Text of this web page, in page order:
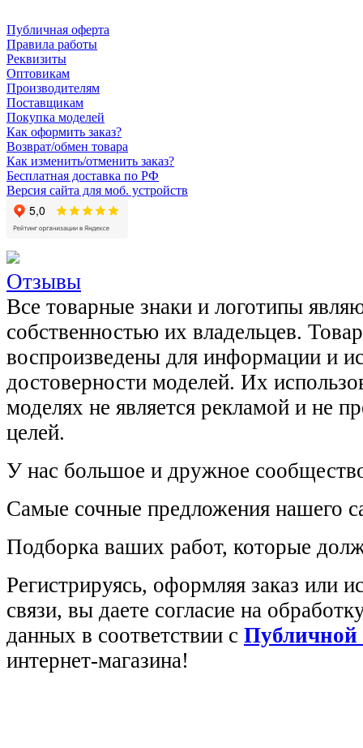
Публичная оферта
Правила работы
Реквизиты
Оптовикам
Производителям
Поставщикам
Покупка моделей
Как оформить заказ?
Возврат/обмен товара
Как изменить/отменить заказ?
Бесплатная доставка по РФ
Версия сайта для моб. устройств
Отзывы
Все товарные знаки и логотипы
собственностью их владельцев.
воспроизведены для информации и
достоверности моделей. Их
моделях не является рекламой и не
целей.
У нас большое и дружное
Самые сочные предложения нашего
Подборка ваших работ, которые
Регистрируясь, оформляя заказ или
связи, вы даете согласие на
данных в соответствии с Публичной
интернет-магазина!